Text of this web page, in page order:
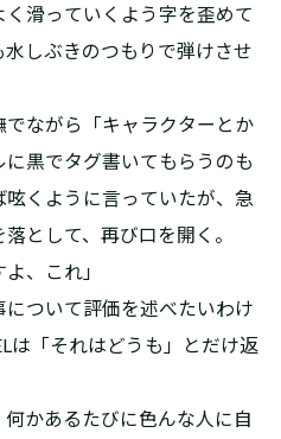
滑っていくよう字を歪めて
しぶきのつもりで弾けさせ
ながら「キャラクターとか
黒でタグ書いてもらうのも
くように言っていたが、急
として、再び口を開く。
、これ」
ついて評価を述べたいわけ
は「それはどうも」とだけ返
何かあるたびに色んな人に自